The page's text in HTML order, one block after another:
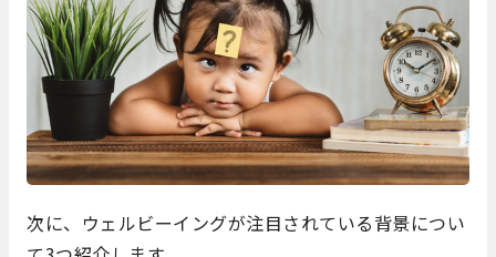
次に、ウェルビーイングが注目されている背景につい